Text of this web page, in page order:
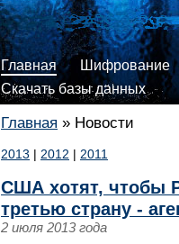
Главная
Шифрование
Скачать базы данных
Главная » Новости
2013 | 2012 | 2011
США хотят, чтобы
третью страну -
2 июля 2013 года